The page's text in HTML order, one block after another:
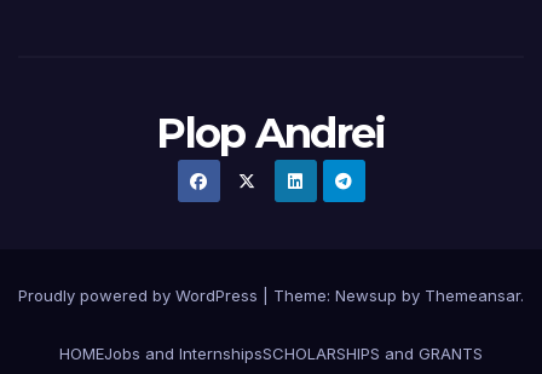
Plop Andrei
Proudly powered by WordPress Theme: Newsup by Themeansar.
HOMEJobs and InternshipsSCHOLARSHIPS and GRANTS